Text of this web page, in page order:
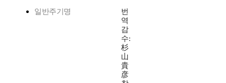
일반주기명
번
역
감
수:
杉
山
貴
彦